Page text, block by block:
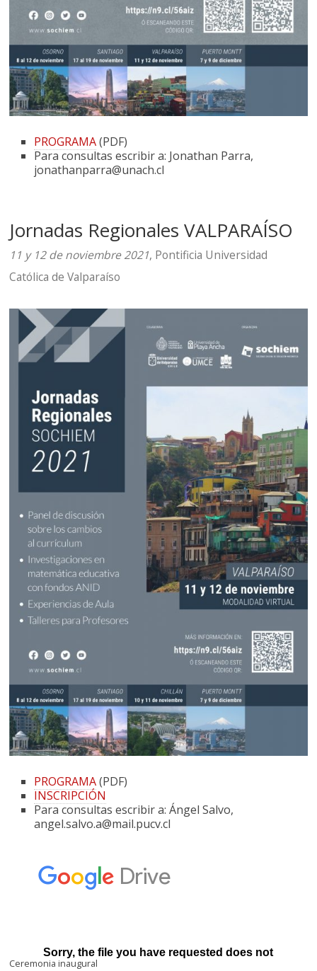
PROGRAMA(PDF)
Para consultas escribir a: Jonathan Parra,
jonathanparra@unach.cl
Jornadas Regionales VALPARAÍSO
11 y 12 de noviembre 2021, Pontificia Universidad
Católica de Valparaíso
PROGRAMA(PDF)
INSCRIPCIÓN
Para consultas escribir a: Ángel Salvo,
angel.salvo.a@mail.pucv.cl
Ceremonia inaugural